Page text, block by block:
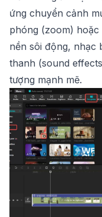
ứng chuyển cảnh
phóng (zoom)
nền sôi động, nhạc
thanh (sound
tượng mạnh mẽ.